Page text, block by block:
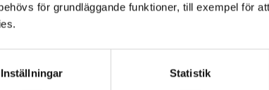
för grundläggande funktioner, till exempel för
Inställningar Statistik
i Sverige, istället för utomlands så fort
– med allt vad det innebär av negativ
upphovsrätt som vi kämpar för kan